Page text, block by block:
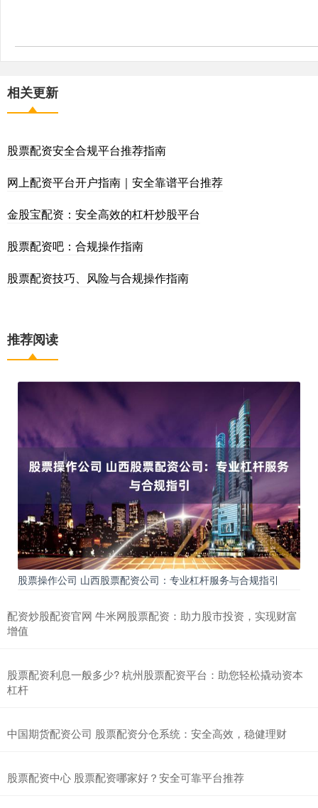
相关更新
股票配资安全合规平台推荐指南
网上配资平台开户指南｜安全靠谱平台推荐
金股宝配资：安全高效的杠杆炒股平台
股票配资吧：合规操作指南
股票配资技巧、风险与合规操作指南
推荐阅读
股票操作公司 山西股票配资公司：专业杠杆服务与合规指引
配资炒股配资官网 牛米网股票配资：助力股市投资，实现财富
增值
股票配资利息一般多少? 杭州股票配资平台：助您轻松撬动资本
杠杆
中国期货配资公司 股票配资分仓系统：安全高效，稳健理财
股票配资中心 股票配资哪家好？安全可靠平台推荐